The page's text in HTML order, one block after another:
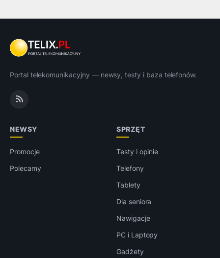
Portal telekomunikacyjny — newsy, testy i baza telefonów.
NEWSY
Promocje
Polecamy
SPRZĘT
Testy i opinie
Telefony
Tablety
Dla seniora
Nawigacje
PC i Laptopy
Gadżety